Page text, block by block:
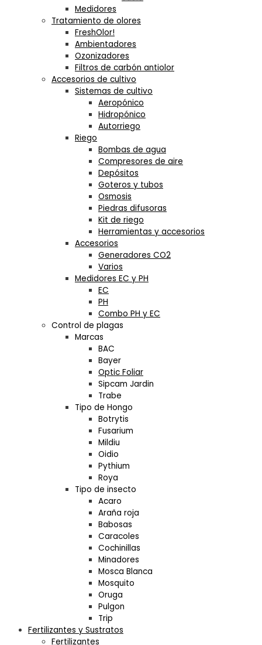
Medidores
Tratamiento de olores
FreshOlor!
Ambientadores
Ozonizadores
Filtros de carbón antiolor
Accesorios de cultivo
Sistemas de cultivo
Aeropónico
Hidropónico
Autorriego
Riego
Bombas de agua
Compresores de aire
Depósitos
Goteros y tubos
Osmosis
Piedras difusoras
Kit de riego
Herramientas y accesorios
Accesorios
Generadores CO2
Varios
Medidores EC y PH
EC
PH
Combo PH y EC
Control de plagas
Marcas
BAC
Bayer
Optic Foliar
Sipcam Jardin
Trabe
Tipo de Hongo
Botrytis
Fusarium
Mildiu
Oidio
Pythium
Roya
Tipo de insecto
Acaro
Araña roja
Babosas
Caracoles
Cochinillas
Minadores
Mosca Blanca
Mosquito
Oruga
Pulgon
Trip
Fertilizantes y Sustratos
Fertilizantes